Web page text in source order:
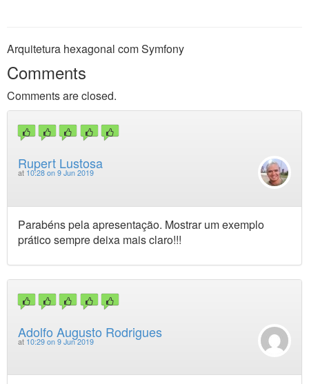
Arquitetura hexagonal com Symfony
Comments
Comments are closed.
Rupert Lustosa
at 10:28 on 9 Jun 2019
Parabéns pela apresentação. Mostrar um exemplo
prático sempre deixa mais claro!!!
Adolfo Augusto Rodrigues
at 10:29 on 9 Jun 2019